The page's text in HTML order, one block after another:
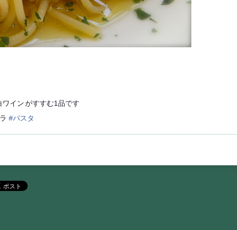
ワインがすすむ1品です
#パスタ